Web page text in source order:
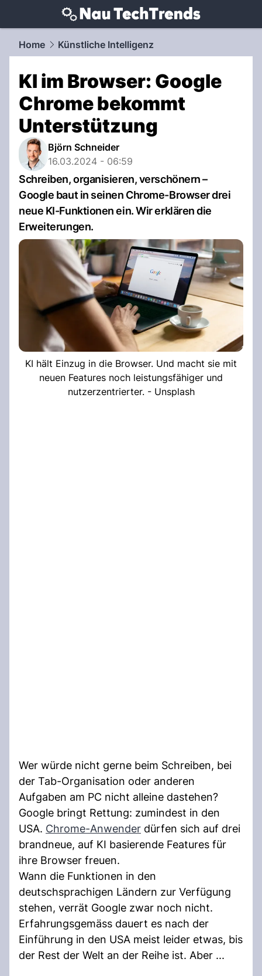
techtrends.NAU.ch
Home Künstliche Intelligenz
KI im Browser: Google
Chrome bekommt
Unterstützung
Björn Schneider
16.03.2024 - 06:59
Schreiben, organisieren, verschönern –
Google baut in seinen Chrome-Browser drei
neue KI-Funktionen ein. Wir erklären die
Erweiterungen.
KI hält Einzug in die Browser. Und macht sie mit
neuen Features noch leistungsfähiger und
nutzerzentrierter. - Unsplash
Wer würde nicht gerne beim Schreiben, bei
der Tab-Organisation oder anderen
Aufgaben am PC nicht alleine dastehen?
Google bringt Rettung: zumindest in den
USA. Chrome-Anwender dürfen sich auf drei
brandneue, auf KI basierende Features für
ihre Browser freuen.
Wann die Funktionen in den
deutschsprachigen Ländern zur Verfügung
stehen, verrät Google zwar noch nicht.
Erfahrungsgemäss dauert es nach der
Einführung in den USA meist leider etwas, bis
der Rest der Welt an der Reihe ist. Aber ...